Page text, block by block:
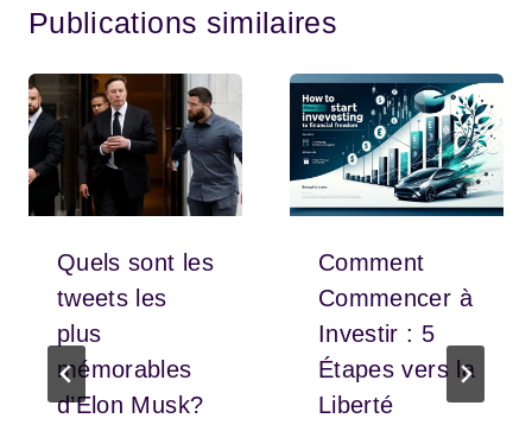
Publications similaires
Quels sont les
tweets les
plus
mémorables
d’Elon Musk?
Comment
Commencer à
Investir : 5
Étapes vers la
Liberté